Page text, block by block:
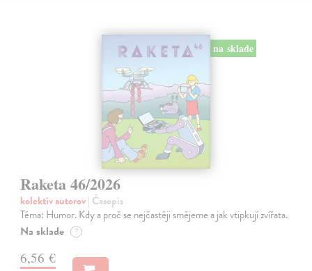
na sklade
Raketa 46/2026
kolektív autorov| Časopis
Téma: Humor. Kdy a proč se nejčastěji smějeme a jak vtipkují zvířata.
Na sklade ?
6,56 €